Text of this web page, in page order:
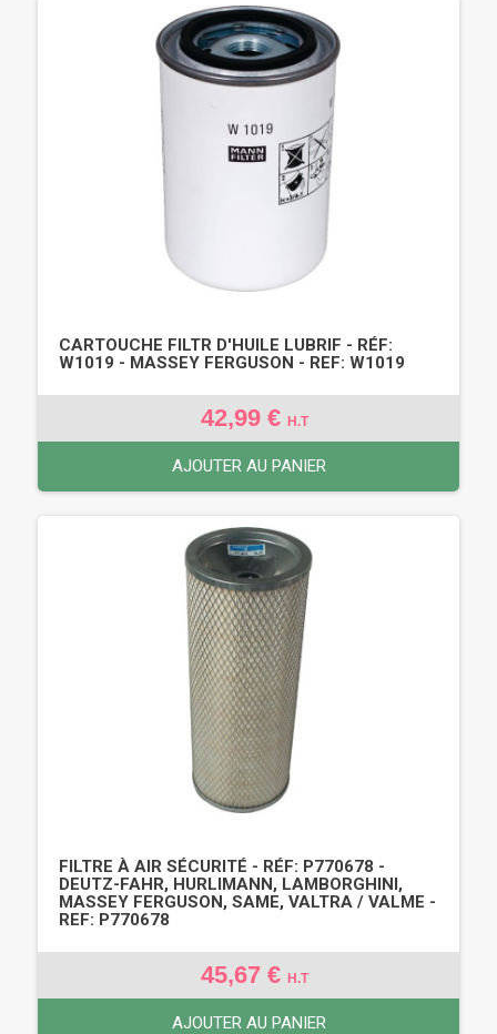
CARTOUCHE FILTR D'HUILE LUBRIF - RÉF:
W1019 - MASSEY FERGUSON - REF: W1019
42,99 € H.T
AJOUTER AU PANIER
FILTRE À AIR SÉCURITÉ - RÉF: P770678 -
DEUTZ-FAHR, HURLIMANN, LAMBORGHINI,
MASSEY FERGUSON, SAME, VALTRA / VALME -
REF: P770678
45,67 € H.T
AJOUTER AU PANIER